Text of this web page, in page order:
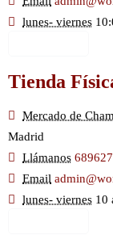
lunes- viernes
Tienda
Mercado de
Madrid
Llámanos
Email
lunes- viernes 10